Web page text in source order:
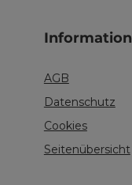
AGB
Datenschutz
Cookies
Seitenübersicht